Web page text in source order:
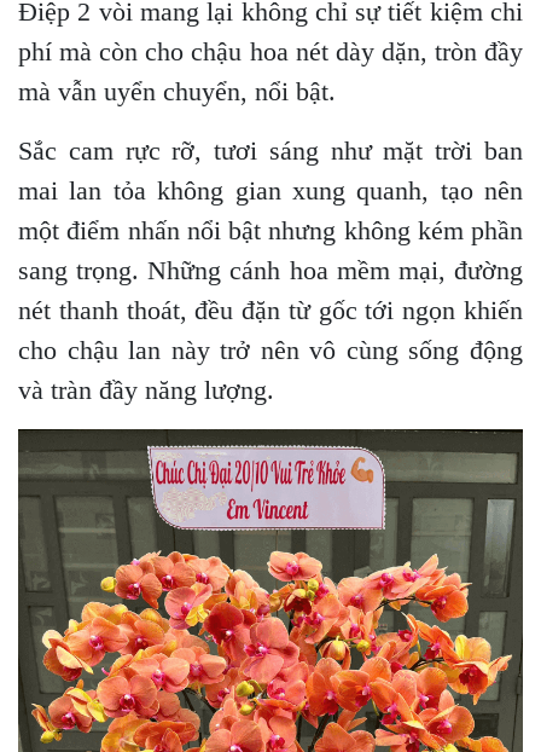
Điệp 2 vòi mang lại không chỉ sự tiết kiệm chi
phí mà còn cho chậu hoa nét dày dặn, tròn đầy
mà vẫn uyển chuyển, nổi bật.
Sắc cam rực rỡ, tươi sáng như mặt trời ban
mai lan tỏa không gian xung quanh, tạo nên
một điểm nhấn nổi bật nhưng không kém phần
sang trọng. Những cánh hoa mềm mại, đường
nét thanh thoát, đều đặn từ gốc tới ngọn khiến
cho chậu lan này trở nên vô cùng sống động
và tràn đầy năng lượng.